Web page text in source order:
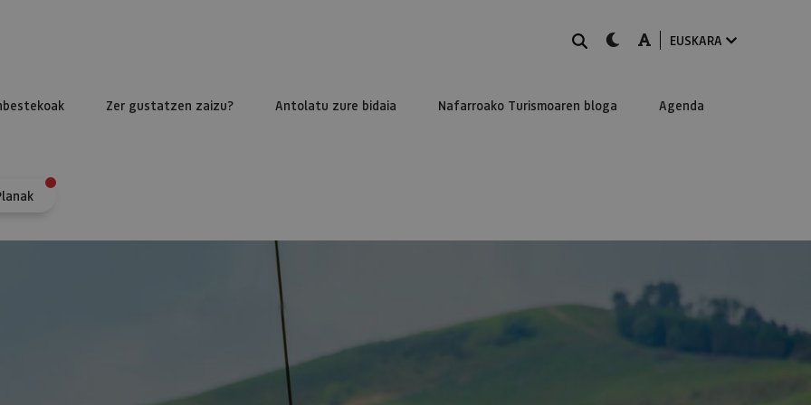
BILATUdark-mode
A-modeEUSKARA
Zer gustatzen zaizu? Antolatu zure bidaia Nafarroako Turismoaren bloga Agenda